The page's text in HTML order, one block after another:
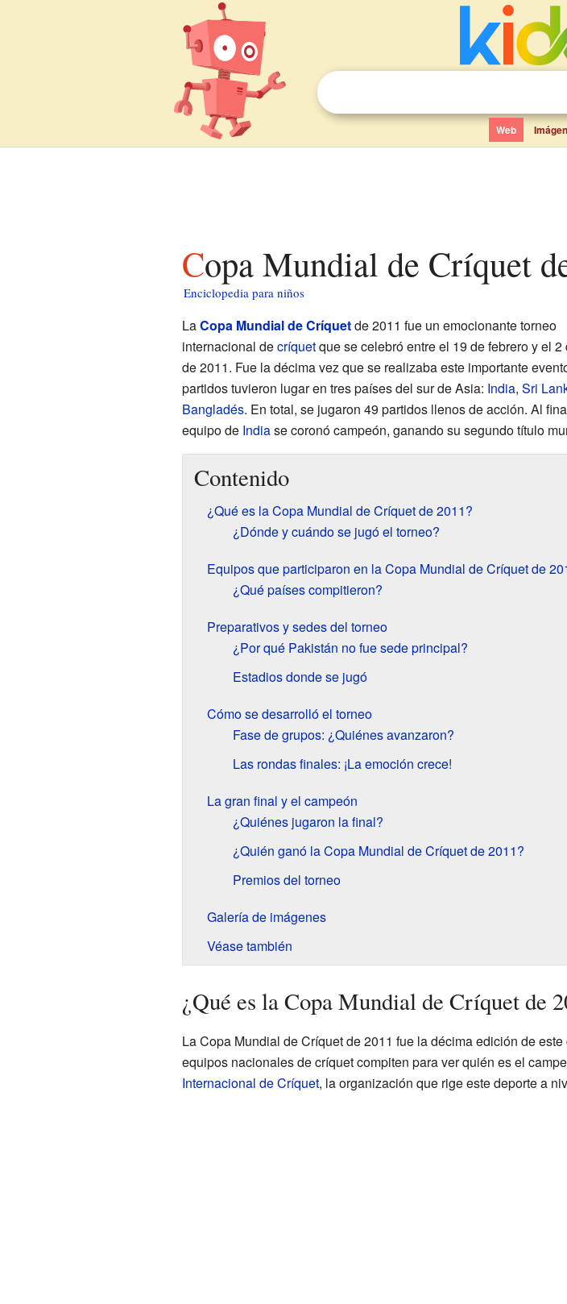
Web
Copa Mundial de Críquet
Enciclopedia para niños
LaCopa Mundial de Críquetde 2011 fue un emocionante torneo
internacional decríquetque se celebró entre el 19 de febrero y el 2
de 2011. Fue la décima vez que se realizaba este importante
partidos tuvieron lugar en tres países del sur de Asia: India, Sri
Bangladés. En total, se jugaron 49 partidos llenos de acción. Al
equipo de Indiase coronó campeón, ganando su segundo título
Contenido
¿Qué es la Copa Mundial de Críquet de 2011?
¿Dónde y cuándo se jugó el torneo?
Equipos que participaron en la Copa Mundial de Críquet de
¿Qué países compitieron?
Preparativos y sedes del torneo
¿Por qué Pakistán no fue sede principal?
Estadios donde se jugó
Cómo se desarrolló el torneo
Fase de grupos: ¿Quiénes avanzaron?
Las rondas finales: ¡La emoción crece!
La gran final y el campeón
¿Quiénes jugaron la final?
¿Quién ganó la Copa Mundial de Críquet de 2011?
Premios del torneo
Galería de imágenes
Véase también
¿Qué es la Copa Mundial de Críquet de
La Copa Mundial de Críquet de 2011 fue la décima edición de
equipos nacionales de críquet compiten para ver quién es el
Internacional de Críquet, la organización que rige este deporte a